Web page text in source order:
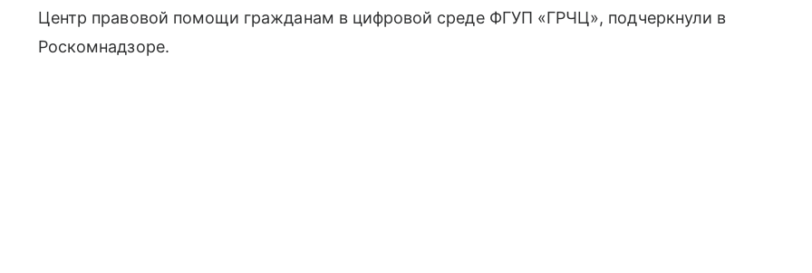
Центр правовой помощи гражданам в цифровой среде ФГУП «ГРЧЦ», подчеркнули в
Роскомнадзоре.